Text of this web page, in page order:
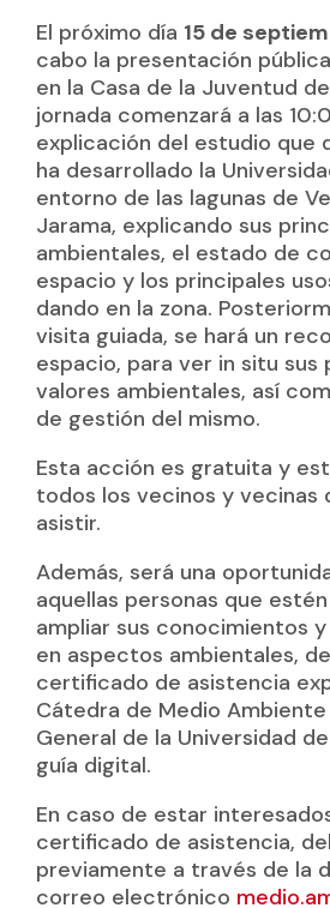
El próximo día 15 de
cabo la presentación
en la Casa de la Juventud
jornada comenzará a las
explicación del estudio que
ha desarrollado la
entorno de las lagunas de
Jarama, explicando sus
ambientales, el estado de
espacio y los principales
dando en la zona.
visita guiada, se hará un
espacio, para ver in situ sus
valores ambientales, así
de gestión del mismo.
Esta acción es gratuita y
todos los vecinos y vecinas
asistir.
Además, será una
aquellas personas que
ampliar sus conocimientos
en aspectos ambientales,
certificado de asistencia
Cátedra de Medio Ambiente
General de la Universidad
guía digital.
En caso de estar
certificado de asistencia,
previamente a través de la
correo electrónico